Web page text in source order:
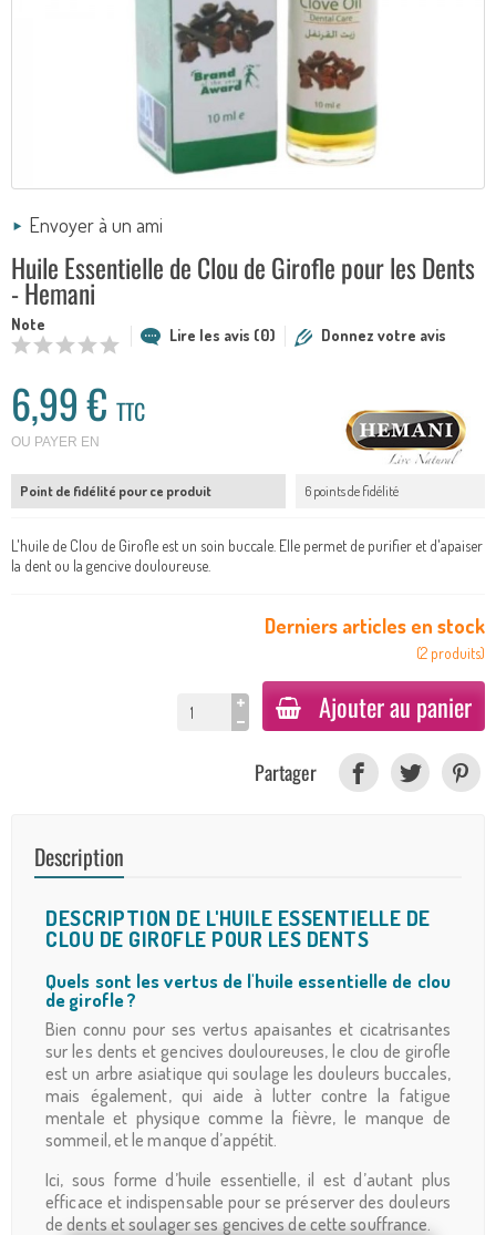
Envoyer à un ami
Huile Essentielle de Clou de Girofle pour les Dents
- Hemani
Note
Lire les avis (0) Donnez votre avis
6,99 € TTC
OU PAYER EN
Point de fidélité pour ce produit 6 points de fidélité
L'huile de Clou de Girofle est un soin buccale. Elle permet de purifier et d'apaiser
la dent ou la gencive douloureuse.
Derniers articles en stock
(2 produits)
Ajouter au panier
Partager
Description
DESCRIPTION DE L'HUILE ESSENTIELLE DE
CLOU DE GIROFLE POUR LES DENTS
Quels sont les vertus de l'huile essentielle de clou
de girofle ?
Bien connu pour ses vertus apaisantes et cicatrisantes
sur les dents et gencives douloureuses, le clou de girofle
est un arbre asiatique qui soulage les douleurs buccales,
mais également, qui aide à lutter contre la fatigue
mentale et physique comme la fièvre, le manque de
sommeil, et le manque d’appétit.
Ici, sous forme d’huile essentielle, il est d’autant plus
efficace et indispensable pour se préserver des douleurs
de dents et soulager ses gencives de cette souffrance.